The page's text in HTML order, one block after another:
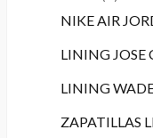
NIKE AIR
LINING JOSE
LINING
ZAPATILLAS